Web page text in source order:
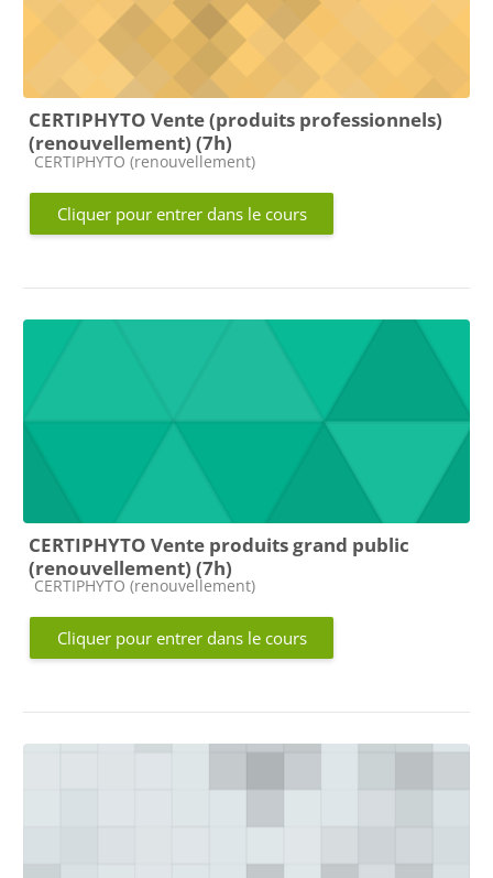
CERTIPHYTO Vente (produits professionnels)
(renouvellement) (7h)
Catégorie de cours
CERTIPHYTO (renouvellement)
Cliquer pour entrer dans le cours
CERTIPHYTO Vente produits grand public
(renouvellement) (7h)
Catégorie de cours
CERTIPHYTO (renouvellement)
Cliquer pour entrer dans le cours